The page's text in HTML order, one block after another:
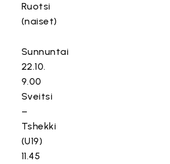
Ruotsi
(naiset)
Sunnuntai
22.10.
9.00
Sveitsi
–
Tshekki
(U19)
11.45